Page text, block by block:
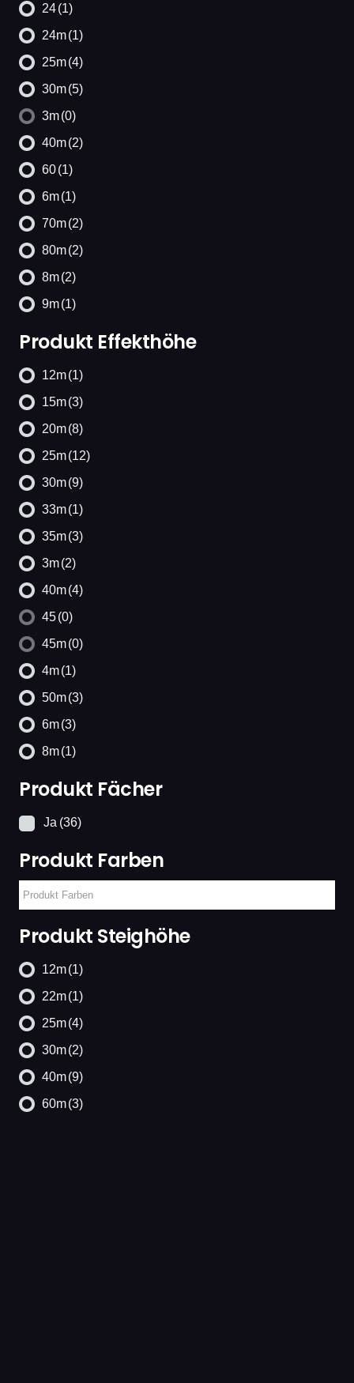
24(1)
24m(1)
25m(4)
30m(5)
3m(0)
40m(2)
60(1)
6m(1)
70m(2)
80m(2)
8m(2)
9m(1)
Produkt Effekthöhe
12m(1)
15m(3)
20m(8)
25m(12)
30m(9)
33m(1)
35m(3)
3m(2)
40m(4)
45(0)
45m(0)
4m(1)
50m(3)
6m(3)
8m(1)
Produkt Fächer
Ja (36)
Produkt Farben
Produkt Steighöhe
12m(1)
22m(1)
25m(4)
30m(2)
40m(9)
60m(3)